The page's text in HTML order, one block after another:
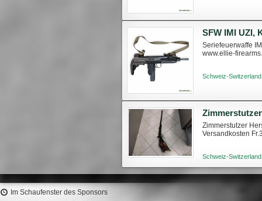
SFW IMI UZI,
Seriefeuerwaffe
www.ellie-
Schweiz-
Zimmerstutzer
Zimmerstutzer
Versandkosten
Schweiz-
Im Schaufenster des Sponsors